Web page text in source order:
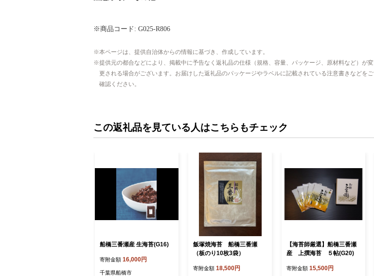
※商品コード: G025-R806
本ページは、提供自治体からの情報に基づき、作成しています。
提供元の都合などにより、掲載中に予告なく返礼品の仕様（規格、容量、パッケージ、原材料など）が変
更される場合がございます。お届けした返礼品のパッケージやラベルに記載されている注意書きなどをご
確認ください。
この返礼品を見ている人はこちらもチェック
船橋三番瀬産 生海苔(G16)
寄附金額 16,000円
千葉県船橋市
飯塚焼海苔 船橋三番瀬
（板のり10枚3袋）
寄附金額 18,500円
【海苔師厳選】船橋三番瀬
産 上撰海苔 ５帖(G20)
寄附金額 15,500円